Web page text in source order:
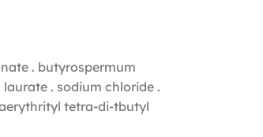
. butyrospermum
. sodium chloride .
tetra-di-tbutyl